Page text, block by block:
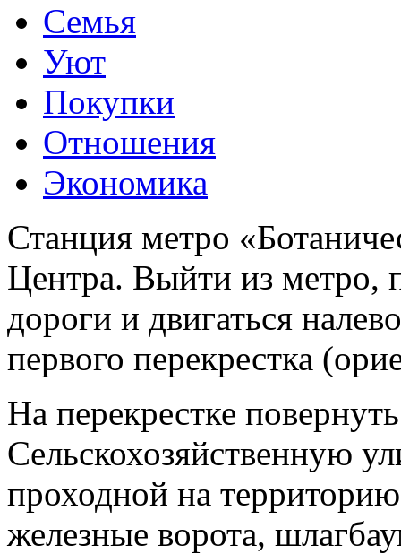
Семья
Уют
Покупки
Отношения
Экономика
Станция метро
Центра. Выйти из метро,
дороги и двигаться
первого перекрестка
На перекрестке
Сельскохозяйственную
проходной на
железные ворота,